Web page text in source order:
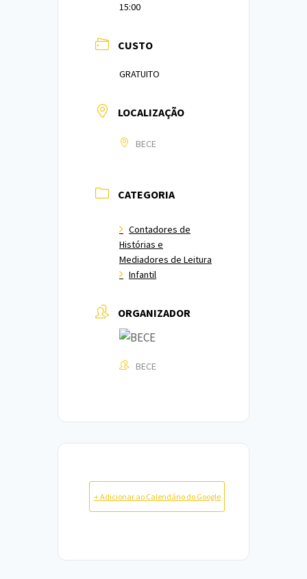
15:00
CUSTO
GRATUITO
LOCALIZAÇÃO
BECE
CATEGORIA
Contadores de
Histórias e
Mediadores de Leitura
Infantil
ORGANIZADOR
BECE
+ Adicionar ao Calendário do Google